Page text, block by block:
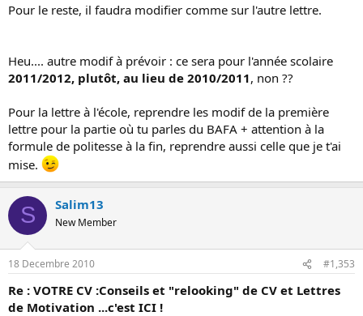
Pour le reste, il faudra modifier comme sur l'autre lettre.
Heu.... autre modif à prévoir : ce sera pour l'année scolaire
2011/2012, plutôt, au lieu de 2010/2011, non ??
Pour la lettre à l'école, reprendre les modif de la première
lettre pour la partie où tu parles du BAFA + attention à la
formule de politesse à la fin, reprendre aussi celle que je t'ai
mise.
S Salim13
New Member
18 Decembre 2010 #1,353
Re : VOTRE CV :Conseils et "relooking" de CV et Lettres
de Motivation ...c'est ICI !